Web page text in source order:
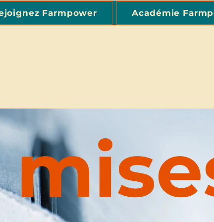
Farmpower Académie